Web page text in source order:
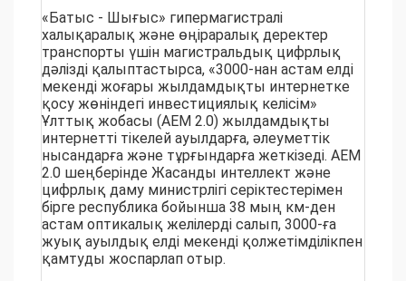
«Батыс - Шығыс» гипермагистралі
халықаралық және өңіраралық деректер
транспорты үшін магистральдық цифрлық
дәлізді қалыптастырса, «3000-нан астам елді
мекенді жоғары жылдамдықты интернетке
қосу жөніндегі инвестициялық келісім»
Ұлттық жобасы (АЕМ 2.0) жылдамдықты
интернетті тікелей ауылдарға, әлеуметтік
нысандарға және тұрғындарға жеткізеді. АЕМ
2.0 шеңберінде Жасанды интеллект және
цифрлық даму министрлігі серіктестерімен
бірге республика бойынша 38 мың км-ден
астам оптикалық желілерді салып, 3000-ға
жуық ауылдық елді мекенді қолжетімділікпен
қамтуды жоспарлап отыр.